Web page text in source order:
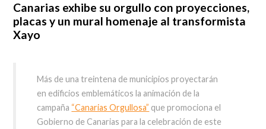
Canarias exhibe su orgullo con proyecciones,
placas y un mural homenaje al transformista
Xayo
Más de una treintena de municipios proyectarán
en edificios emblemáticos la animación de la
campaña “Canarias Orgullosa” que promociona el
Gobierno de Canarias para la celebración de este